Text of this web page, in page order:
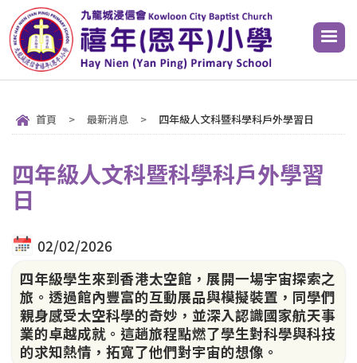
首頁 > 最新消息 > 四年級人文科暨科學科戶外學習日
四年級人文科暨科學科戶外學習
日
02/02/2026
四年級學生來到香港太空館，展開一場宇宙探索之
旅。透過館內豐富的互動展品與模擬裝置，同學們
親身感受太空科學的奇妙，並深入認識國家航天事
業的卓越成就。這趟旅程點燃了學生對科學與科技
的求知熱情，拓寬了他們對宇宙的想像。